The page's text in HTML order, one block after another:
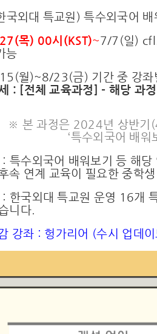
국외대 특교원) 특수외국어
목) 00시(KST)~7/7(일)
능
월)~8/23(금) 기간 중 강좌
: [전체 교육과정] - 해당 과
※ 본 과정은 2024년 상반기
‘특수외국어 배워
특수외국어 배워보기 등 해
속 연계 교육이 필요한 중학
한국외대 특교원 운영 16개
니다.
강좌 : 헝가리어 (수시 업데이